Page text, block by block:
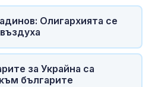
Олигархията се
за Украйна са
българите